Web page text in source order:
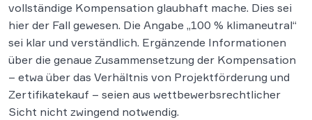
vollständige Kompensation glaubhaft mache. Dies sei
hier der Fall gewesen. Die Angabe „100 % klimaneutral“
sei klar und verständlich. Ergänzende Informationen
über die genaue Zusammensetzung der Kompensation
– etwa über das Verhältnis von Projektförderung und
Zertifikatekauf – seien aus wettbewerbsrechtlicher
Sicht nicht zwingend notwendig.